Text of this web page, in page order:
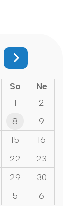
So
Ne
1
2
8
9
15
16
22
23
29
30
5 6